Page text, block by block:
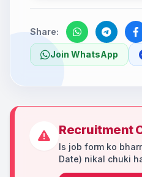
Share:
Join WhatsApp
Recruitment
Is job form ko
Date) nikal chuki